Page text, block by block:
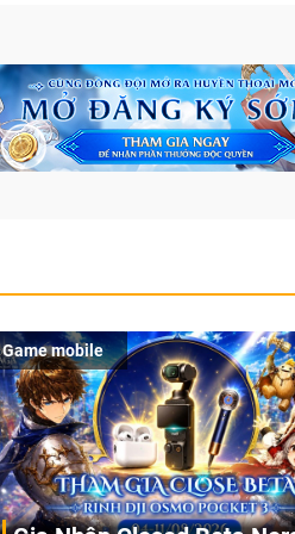
Game mobile